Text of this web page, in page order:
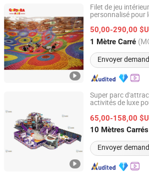
Filet de jeu
personnalisé pour
50,00-290,00
1 Mètre Carré
Envoyer
Huaqi Amusement Equipment
Guangdong, China Depuis
Super parc
activités de luxe
zone de saut et
65,00-158,00
10 Mètres Carrés
Envoyer
Guangzhou Big Whale Amusement
Guangdong, China Depuis